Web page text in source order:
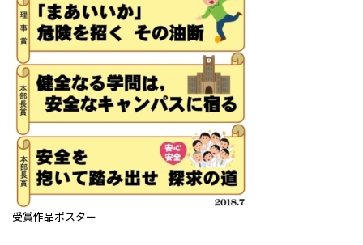
受賞作品ポスター